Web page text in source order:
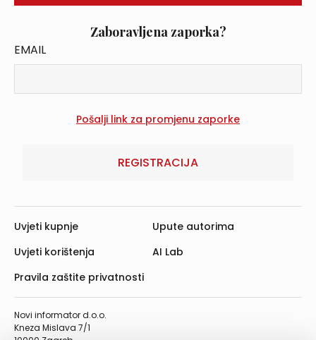
Zaboravljena zaporka?
EMAIL
REGISTRACIJA
Novi informator d.o.o.
Kneza Mislava 7/1
Uvjeti kupnje
Uvjeti korištenja
Pravila zaštite privatnosti
Upute autorima
AI Lab